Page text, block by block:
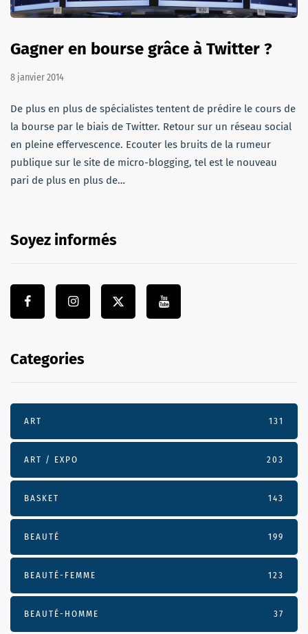
Gagner en bourse grâce à Twitter ?
8 janvier 2014
De plus en plus de spécialistes tentent de prédire le cours de
la bourse par le biais de Twitter. Retour sur un réseau social
en pleine effervescence. Ecouter les bruits de la rumeur
publique sur le site de micro-blogging, tel est le nouveau
pari de plus en plus de…
Soyez informés
Categories
ART 131
ART / EXPO 203
BASKET 143
BEAUTÉ 199
BEAUTÉ-FEMME 123
BEAUTÉ-HOMME 37